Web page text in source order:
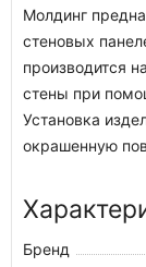
Молдинг
стеновых
производится
стены при
Установка
окрашенную
Бренд